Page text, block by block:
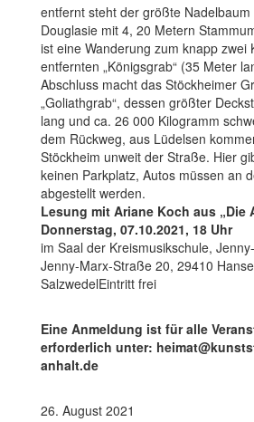
entfernt steht der größte
Douglasie mit 4, 20 Metern
ist eine Wanderung zum knapp zwei
entfernten „Königsgrab“ (35 Meter
Abschluss macht das Stöckheimer
„Goliathgrab“, dessen größter
lang und ca. 26 000 Kilogramm
dem Rückweg, aus Lüdelsen
Stöckheim unweit der Straße. Hier
keinen Parkplatz, Autos müssen an
abgestellt werden.
Lesung mit Ariane Koch aus „Die
Donnerstag, 07.10.2021, 18 Uhr
im Saal der Kreismusikschule,
Jenny-Marx-Straße 20, 29410
SalzwedelEintritt frei
Eine Anmeldung ist für alle
erforderlich unter:
anhalt.de
26. August 2021